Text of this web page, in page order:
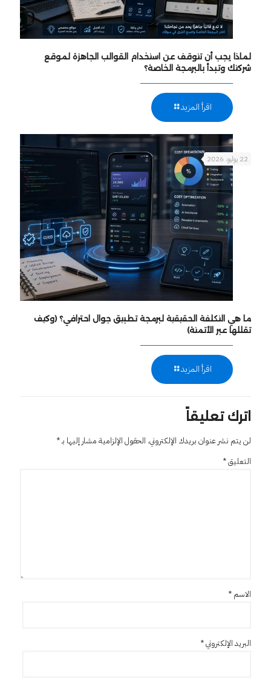
لماذا يجب أن تتوقف عن استخدام القوالب الجاهزة لموقع
شركتك وتبدأ بالبرمجة الخاصة؟
اقرأ المزيد
22 يوليو، 2026
ما هي التكلفة الحقيقية لبرمجة تطبيق جوال احترافي؟ (وكيف
تقللها عبر الأتمتة)
اقرأ المزيد
اترك تعليقاً
لن يتم نشر عنوان بريدك الإلكتروني. الحقول الإلزامية مشار إليها بـ*
التعليق*
الاسم *
البريد الإلكتروني*